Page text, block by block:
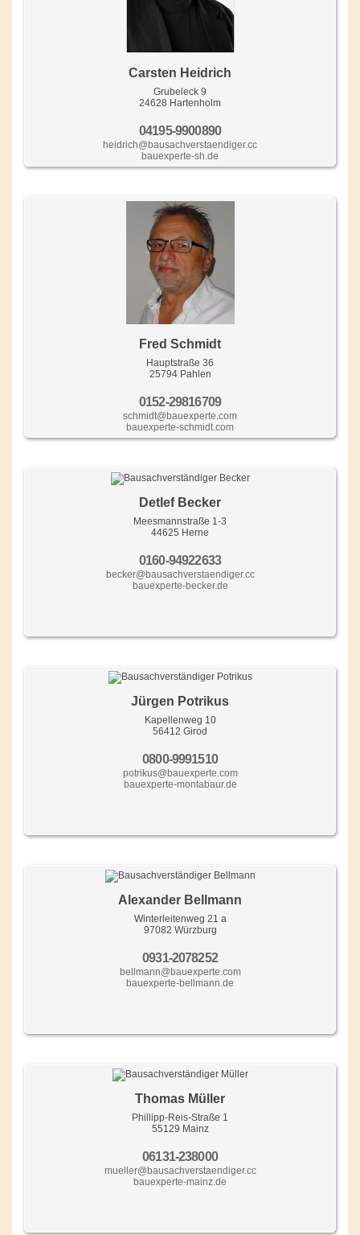
Carsten Heidrich
Grubeleck 9
24628 Hartenholm
04195-9900890
heidrich@bausachverstaendiger.cc
bauexperte-sh.de
Fred Schmidt
Hauptstraße 36
25794 Pahlen
0152-29816709
schmidt@bauexperte.com
bauexperte-schmidt.com
Detlef Becker
Meesmannstraße 1-3
44625 Herne
0160-94922633
becker@bausachverstaendiger.cc
bauexperte-becker.de
Jürgen Potrikus
Kapellenweg 10
56412 Girod
0800-9991510
potrikus@bauexperte.com
bauexperte-montabaur.de
Alexander Bellmann
Winterleitenweg 21 a
97082 Würzburg
0931-2078252
bellmann@bauexperte.com
bauexperte-bellmann.de
Thomas Müller
Phillipp-Reis-Straße 1
55129 Mainz
06131-238000
mueller@bausachverstaendiger.cc
bauexperte-mainz.de